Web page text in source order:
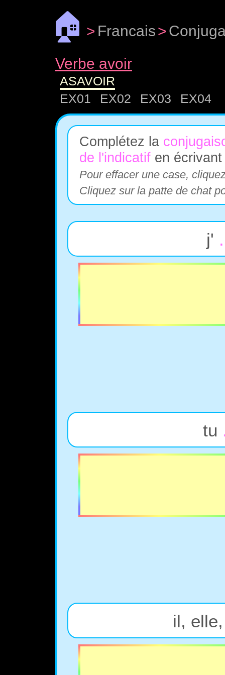
🏠 > Francais>
Verbe avoir
ASAVOIR
EX01
EX02 EX03 EX04
Complétez la
de l'indicatif en
Pour effacer une case,
Cliquez sur la patte de chat
j'
tu
il,